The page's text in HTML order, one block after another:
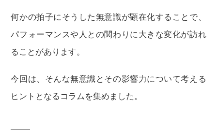
何かの拍子にそうした無意識が顕在化することで、
パフォーマンスや人との関わりに大きな変化が訪れ
ることがあります。
今回は、そんな無意識とその影響力について考える
ヒントとなるコラムを集めました。